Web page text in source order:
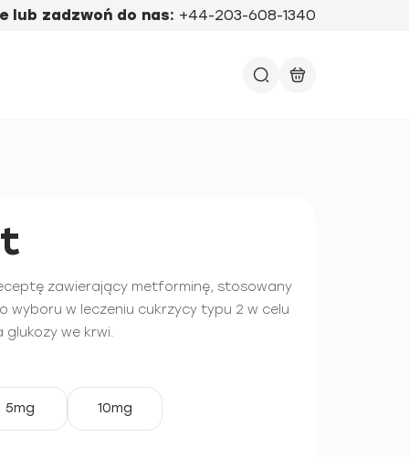
lub zadzwoń do nas: +44-203-608-1340
zawierający metforminę, stosowany
wyboru w leczeniu cukrzycy typu 2 w celu
glukozy we krwi.
5mg 10mg